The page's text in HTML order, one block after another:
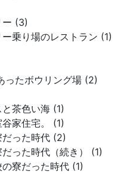
ー (3)
乗り場のレストラン (1)
ったボウリング場 (2)
茶色い海 (1)
家住宅。 (1)
った時代 (2)
った時代（続き） (1)
寮だった時代 (1)